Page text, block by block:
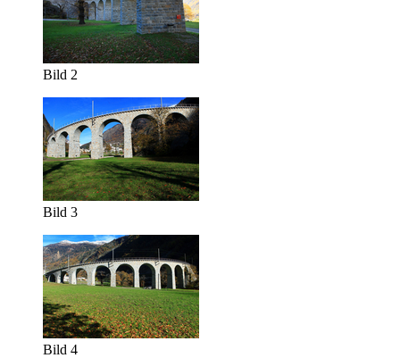
Bild 2
Bild 3
Bild 4